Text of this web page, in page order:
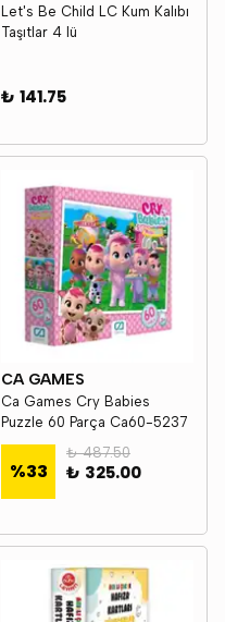
Let's Be Child LC Kum Kalıbı
Taşıtlar 4 lü
₺ 141.75
CA GAMES
Ca Games Cry Babies
Puzzle 60 Parça Ca60-5237
%33
₺ 487.50
₺ 325.00